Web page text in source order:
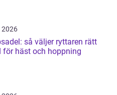
2026
så väljer ryttaren rätt
för häst och hoppning